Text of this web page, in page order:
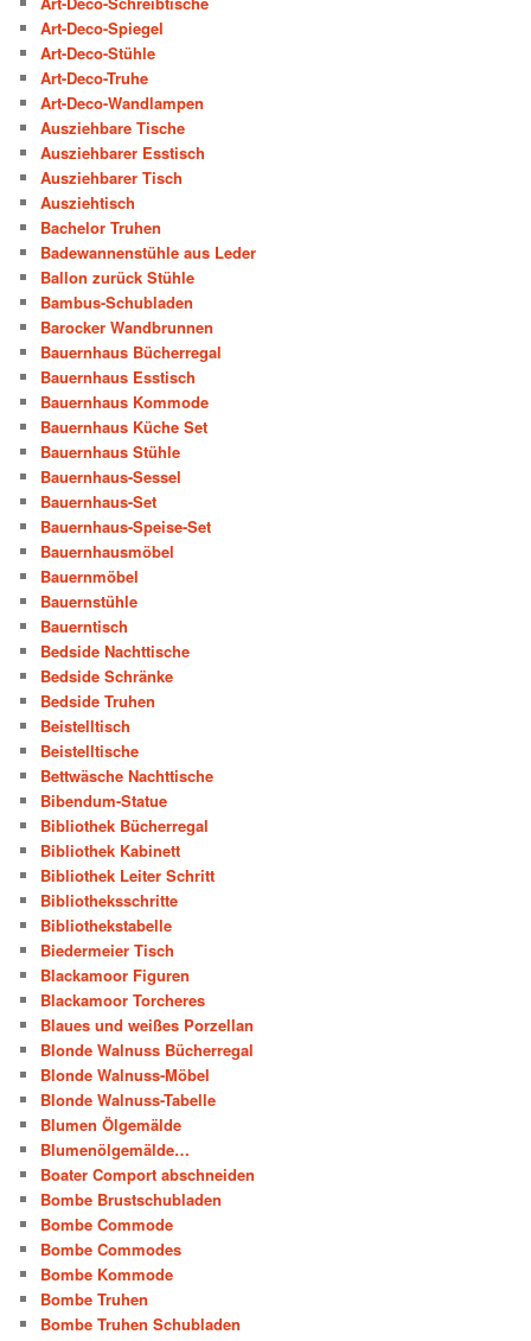
Art-Deco-Spiegel
Art-Deco-Stühle
Art-Deco-Truhe
Art-Deco-Wandlampen
Ausziehbare Tische
Ausziehbarer Esstisch
Ausziehbarer Tisch
Ausziehtisch
Bachelor Truhen
Badewannenstühle aus Leder
Ballon zurück Stühle
Bambus-Schubladen
Barocker Wandbrunnen
Bauernhaus Bücherregal
Bauernhaus Esstisch
Bauernhaus Kommode
Bauernhaus Küche Set
Bauernhaus Stühle
Bauernhaus-Sessel
Bauernhaus-Set
Bauernhaus-Speise-Set
Bauernhausmöbel
Bauernmöbel
Bauernstühle
Bauerntisch
Bedside Nachttische
Bedside Schränke
Bedside Truhen
Beistelltisch
Beistelltische
Bettwäsche Nachttische
Bibendum-Statue
Bibliothek Bücherregal
Bibliothek Kabinett
Bibliothek Leiter Schritt
Bibliotheksschritte
Bibliothekstabelle
Biedermeier Tisch
Blackamoor Figuren
Blackamoor Torcheres
Blaues und weißes Porzellan
Blonde Walnuss Bücherregal
Blonde Walnuss-Möbel
Blonde Walnuss-Tabelle
Blumen Ölgemälde
Blumenölgemälde…
Boater Comport abschneiden
Bombe Brustschubladen
Bombe Commode
Bombe Commodes
Bombe Kommode
Bombe Truhen
Bombe Truhen Schubladen